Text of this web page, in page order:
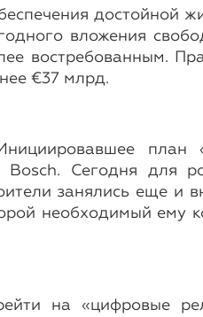
достойной
вложения
востребованным.
€37 млрд.
план
Bosch. Сегодня для
занялись еще и
необходимый ему
на «цифровые